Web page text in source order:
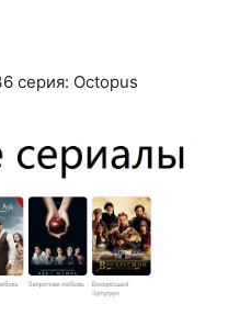
серия: Octopus